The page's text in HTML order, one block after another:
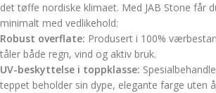
det tøffe nordiske klimaet. Med JAB Stone får
minimalt med vedlikehold:
Robust overflate: Produsert i 100%
tåler både regn, vind og aktiv bruk.
UV-beskyttelse i toppklasse:
teppet beholder sin dype, elegante farge uten